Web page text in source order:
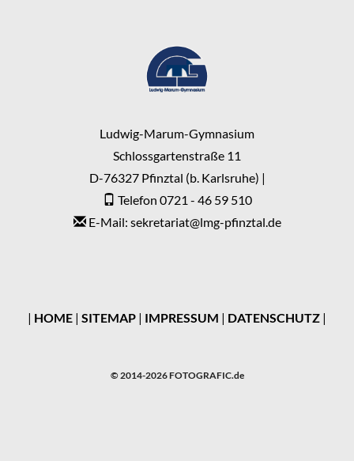
Ludwig-Marum-Gymnasium
Schlossgartenstraße 11
D-76327 Pfinztal (b. Karlsruhe) |
Telefon 0721 - 46 59 510
E-Mail: sekretariat@lmg-pfinztal.de
| HOME | SITEMAP | IMPRESSUM | DATENSCHUTZ |
© 2014-2026 FOTOGRAFIC.de